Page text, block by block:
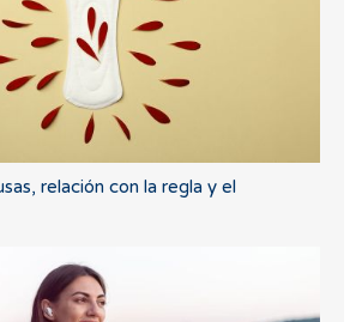
relación con la regla y el